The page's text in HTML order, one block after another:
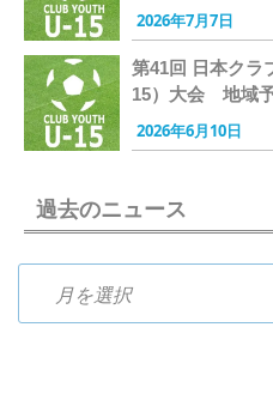
2026年7月7日
第41回 日本クラ
15）大会 地域
2026年6月10日
過去のニュース